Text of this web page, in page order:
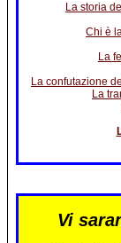
La storia
Chi è
La
La confutazione
La
Vi